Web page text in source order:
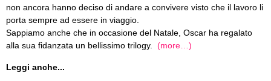
non ancora hanno deciso di andare a convivere visto che il lavoro li
porta sempre ad essere in viaggio.
Sappiamo anche che in occasione del Natale, Oscar ha regalato
alla sua fidanzata un bellissimo trilogy. (more…)
Leggi anche...